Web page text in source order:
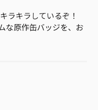
ラキラしているぞ！
な原作缶バッジを、お